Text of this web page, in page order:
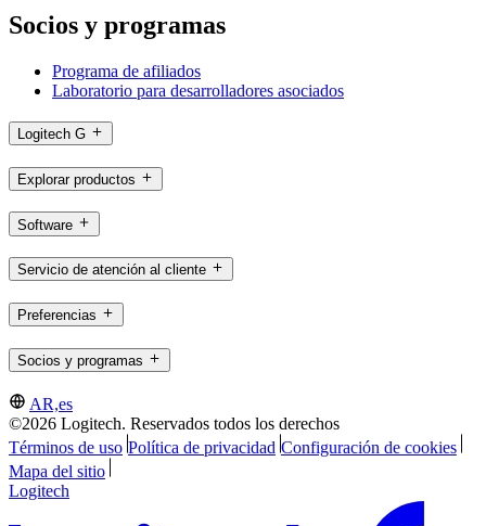
Socios y programas
Programa de afiliados
Laboratorio para desarrolladores asociados
Logitech G
Explorar productos
Software
Servicio de atención al cliente
Preferencias
Socios y programas
AR,es
©2026 Logitech. Reservados todos los derechos
Términos de uso Política de privacidad Configuración de cookies
Mapa del sitio
Logitech